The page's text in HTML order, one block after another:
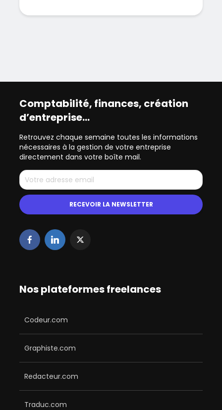
Comptabilité, finances, création
d’entreprise…
Retrouvez chaque semaine toutes les informations
nécessaires à la gestion de votre entreprise
directement dans votre boîte mail.
Nos plateformes freelances
Codeur.com
Graphiste.com
Redacteur.com
Traduc.com